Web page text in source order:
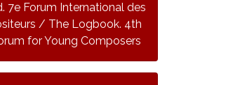
7e Forum International des
/ The Logbook. 4th
for Young Composers